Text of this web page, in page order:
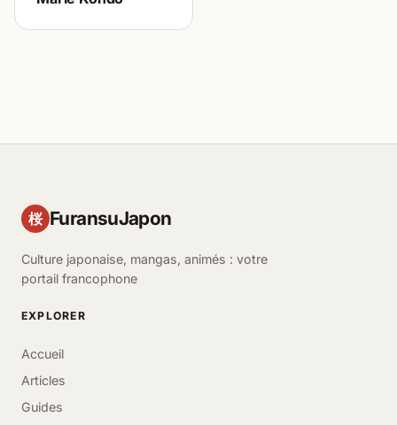
桜 FuransuJapon
Culture japonaise, mangas, animés : votre
portail francophone
EXPLORER
Accueil
Articles
Guides